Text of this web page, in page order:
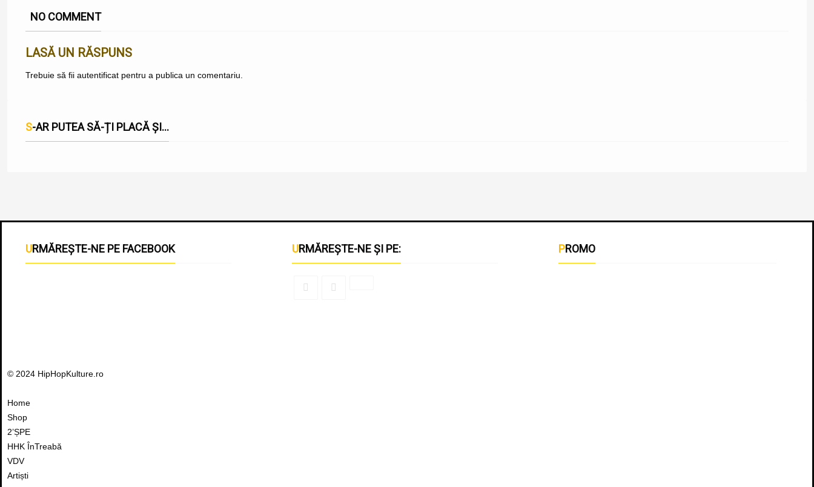
NO COMMENT
LASĂ UN RĂSPUNS
Trebuie să fii autentificat pentru a publica un comentariu.
S-AR PUTEA SĂ-ȚI PLACĂ ȘI...
URMĂREȘTE-NE PE FACEBOOK URMĂREȘTE-NE ȘI PE: PROMO
© 2024 HipHopKulture.ro
Home
Shop
2’ȘPE
HHK ÎnTreabă
VDV
Artiști